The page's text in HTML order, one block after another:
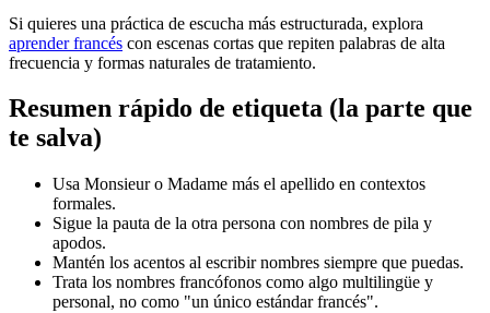
Si quieres una práctica de escucha más estructurada, explora
aprender francés con escenas cortas que repiten palabras de alta
frecuencia y formas naturales de tratamiento.
Resumen rápido de etiqueta (la parte que
te salva)
Usa Monsieur o Madame más el apellido en contextos
formales.
Sigue la pauta de la otra persona con nombres de pila y
apodos.
Mantén los acentos al escribir nombres siempre que puedas.
Trata los nombres francófonos como algo multilingüe y
personal, no como "un único estándar francés".